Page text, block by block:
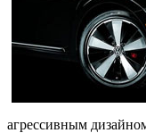
агрессивным